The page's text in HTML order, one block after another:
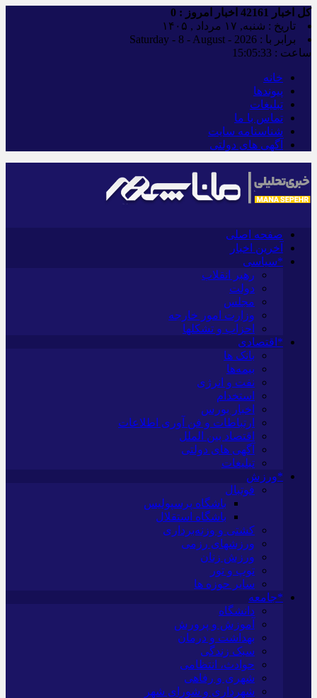
کل اخبار اخبار امروز : 0
تاریخ : شنبه, ۱۷ مرداد , ۱۴۰۵
برابر با : Saturday - 8 - August - 2026
ساعت : 15:05:34
خانه
پیوندها
تبلیغات
تماس با ما
شناسنامه سایت
آگهی های دولتی
صفحه اصلی
آخرین اخبار
*سیاسی
رهبر انقلاب
دولت
مجلس
وزارت امور خارجه
احزاب و تشکلها
*اقتصادی
بانک ها
بیمه‌ها
نفت و انرژی
استخدام
اخبار بورس
ارتباطات و فن آوری اطلاعات
اقتصاد بین الملل
آگهی های دولتی
تبلیغات
*ورزش
فوتبال
باشگاه پرسپولیس
باشگاه استقلال
کشتی و وزنه‌برداری
ورزشهای رزمی
ورزش زنان
توپ و تور
سایر حوزه ها
*جامعه
دانشگاه
آموزش و پرورش
بهداشت و درمان
سبک زندگی
حوادث، انتظامی
شهری و رفاهی
شهرداری و شورای شهر